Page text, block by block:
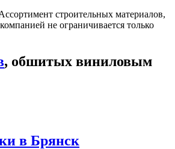
строительных материалов,
не ограничивается только
, обшитых виниловым
в Брянск